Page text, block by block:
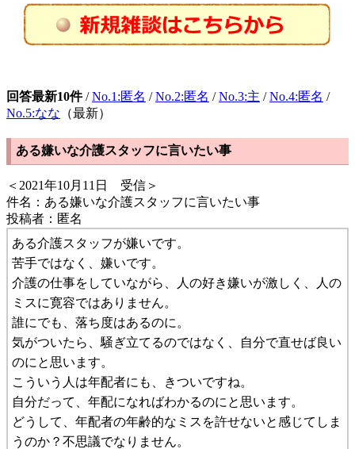
回答最新10件/No.1:匿名 /No.2:匿名 /No.3:主 /No.4:匿名 /
No.5:なな （最新）
ある嫌いな介護スタッフに言いたい事
＜2021年10月11日 受信＞
件名：ある嫌いな介護スタッフに言いたい事
投稿者：匿名
ある介護スタッフが嫌いです。
苦手ではなく、嫌いです。
介護の仕事をしていながら、人の好き嫌いが激しく、人の
ミスに寛容ではありません。
誰にでも、落ち度はあるのに。
気がついたら、騒ぎ立てるのではなく、自分で直せば良い
のにと思います。
こういう人は年配者にも、きついですね。
自分だって、年配になればわかるのにと思います。
どうして、年配者の年齢的なミスを許せないと感じてしま
うのか？不思議でなりません。